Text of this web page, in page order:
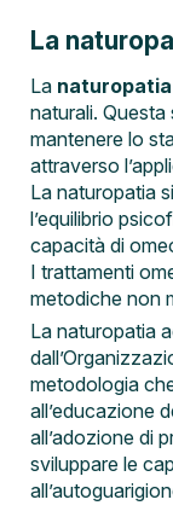
La
La naturopatia
naturali. Questa
mantenere lo
attraverso
La naturopatia
l’equilibrio
capacità di
I trattamenti
metodiche non
La naturopatia
metodologia
all’educazione
all’adozione di
sviluppare le